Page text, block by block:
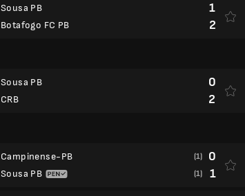
Sousa PB
Botafogo FC PB
1
2
Sousa PB
CRB
0
2
Campinense-PB
Sousa PB
(1) 0
(1) 1